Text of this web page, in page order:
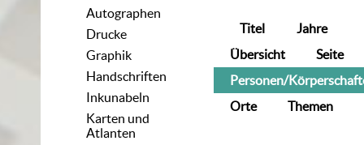
Autographen
Drucke
Graphik
Handschriften
Inkunabeln
Karten und
Atlanten
Titel
Jahre
Übersicht
Seite
Personen/
Orte
Themen